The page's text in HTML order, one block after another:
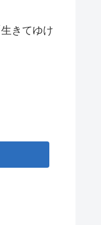
きてゆけ